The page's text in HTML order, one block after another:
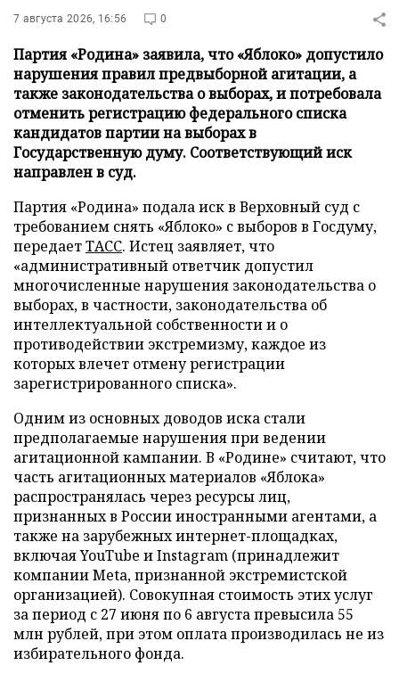
7 августа 2026, 16:56 0
Партия «Родина» заявила, что «Яблоко» допустило
нарушения правил предвыборной агитации, а
также законодательства о выборах, и потребовала
отменить регистрацию федерального списка
кандидатов партии на выборах в
Государственную думу. Соответствующий иск
направлен в суд.
Партия «Родина» подала иск в Верховный суд с
требованием снять «Яблоко» с выборов в Госдуму,
передаетТАСС. Истец заявляет, что
«административный ответчик допустил
многочисленные нарушения законодательства о
выборах, в частности, законодательства об
интеллектуальной собственности и о
противодействии экстремизму, каждое из
которых влечет отмену регистрации
зарегистрированного списка».
Одним из основных доводов иска стали
предполагаемые нарушения при ведении
агитационной кампании. В «Родине» считают, что
часть агитационных материалов «Яблока»
распространялась через ресурсы лиц,
признанных в России иностранными агентами, а
также на зарубежных интернет-площадках,
включая YouTube и Instagram (принадлежит
компании Meta, признанной экстремистской
организацией). Совокупная стоимость этих услуг
за период с 27 июня по 6 августа превысила 55
млн рублей, при этом оплата производилась не из
избирательного фонда.